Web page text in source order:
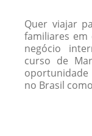
Quer viajar
familiares
negócio
curso de
no Brasil